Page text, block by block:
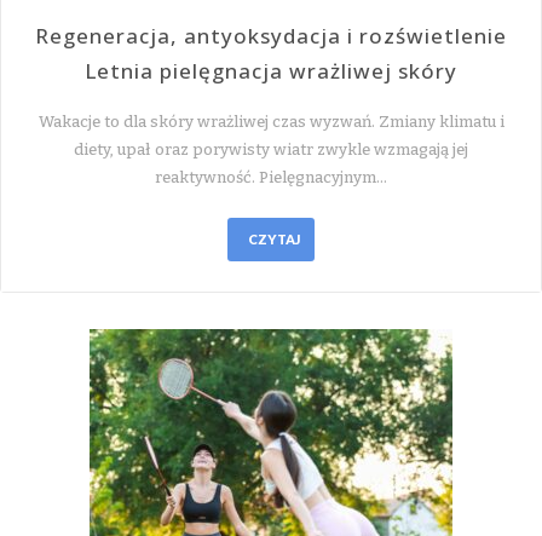
Regeneracja, antyoksydacja i rozświetlenie
Letnia pielęgnacja wrażliwej skóry
Wakacje to dla skóry wrażliwej czas wyzwań. Zmiany klimatu i
diety, upał oraz porywisty wiatr zwykle wzmagają jej
reaktywność. Pielęgnacyjnym…
CZYTAJ